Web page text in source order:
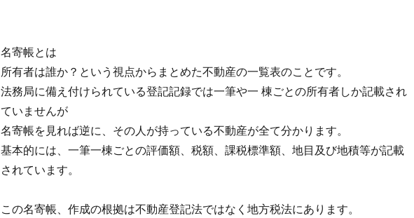
名寄帳とは
所有者は誰か？という視点からまとめた不動産の一覧表のことです。
法務局に備え付けられている登記記録では一筆や一 棟ごとの所有者しか記載され
ていませんが
名寄帳を見れば逆に、その人が持っている不動産が全て分かります。
基本的には、一筆一棟ごとの評価額、税額、課税標準額、地目及び地積等が記載
されています。
この名寄帳、作成の根拠は不動産登記法ではなく地方税法にあります。